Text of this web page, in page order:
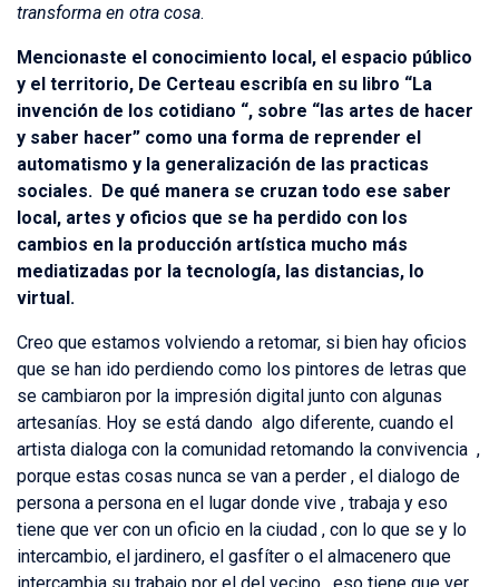
transforma en otra cosa.
Mencionaste el conocimiento local, el espacio público
y el territorio, De Certeau escribía en su libro “La
invención de los cotidiano “, sobre “las artes de hacer
y saber hacer” como una forma de reprender el
automatismo y la generalización de las practicas
sociales. De qué manera se cruzan todo ese saber
local, artes y oficios que se ha perdido con los
cambios en la producción artística mucho más
mediatizadas por la tecnología, las distancias, lo
virtual.
Creo que estamos volviendo a retomar, si bien hay oficios
que se han ido perdiendo como los pintores de letras que
se cambiaron por la impresión digital junto con algunas
artesanías. Hoy se está dando algo diferente, cuando el
artista dialoga con la comunidad retomando la convivencia ,
porque estas cosas nunca se van a perder , el dialogo de
persona a persona en el lugar donde vive , trabaja y eso
tiene que ver con un oficio en la ciudad , con lo que se y lo
intercambio, el jardinero, el gasfíter o el almacenero que